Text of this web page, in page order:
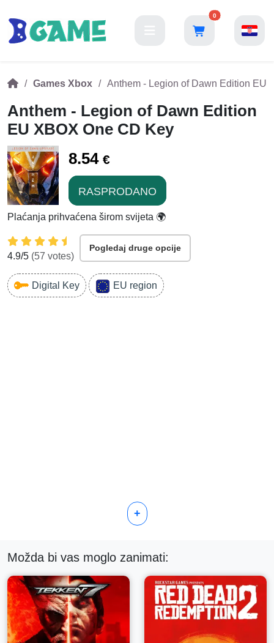
0
Games Xbox Anthem - Legion of Dawn Edition EU
Anthem - Legion of Dawn Edition
EU XBOX One CD Key
8.54 €
RASPRODANO
Plaćanja prihvaćena širom svijeta 🌍
4.9/5 (57 votes)
Pogledaj druge opcije
Digital Key EU region
+
Možda bi vas moglo zanimati: